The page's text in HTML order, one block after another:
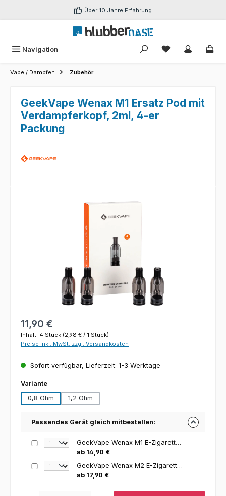
Zum Hauptinhalt springen Über 10 Jahre Erfahrung
Navigation Du hast 0
Vape / Dampfen Zubehör
GeekVape Wenax M1 Ersatz Pod mit
Verdampferkopf, 2ml, 4-er
Packung
Regulärer Preis:
11,90 €
Inhalt: 4 Stück (2,98 € / 1 Stück)
Preise inkl. MwSt. zzgl. Versandkosten
Sofort verfügbar, Lieferzeit: 1-3 Werktage
Varianteauswählen
0,8 Ohm
1,2 Ohm
Passendes Gerät gleich mitbestellen:
GeekVape Wenax M1 E-Zigaretten Set mit Pod-System, 800mAh
ab 14,90 €
GeekVape Wenax M2 E-Zigaretten Set mit Pod-System, 1200mAh
ab 17,90 €